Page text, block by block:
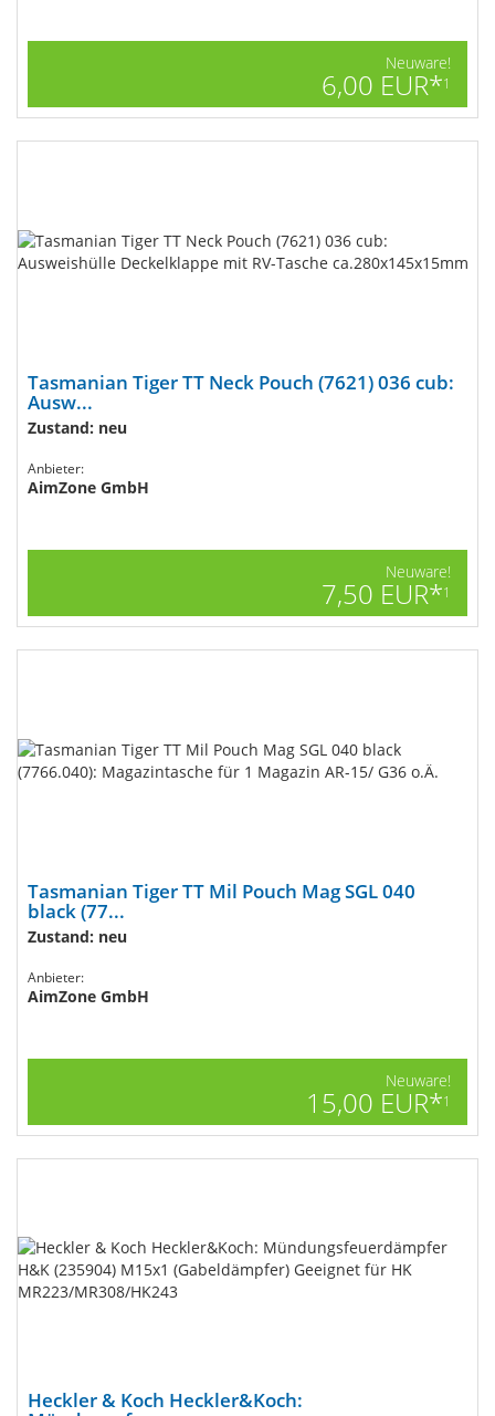
Neuware!
6,00 EUR*1
Tasmanian Tiger TT Neck Pouch (7621) 036 cub:
Ausw...
Zustand: neu
Anbieter:
AimZone GmbH
Neuware!
7,50 EUR*1
Tasmanian Tiger TT Mil Pouch Mag SGL 040
black (77...
Zustand: neu
Anbieter:
AimZone GmbH
Neuware!
15,00 EUR*1
Heckler & Koch Heckler&Koch: